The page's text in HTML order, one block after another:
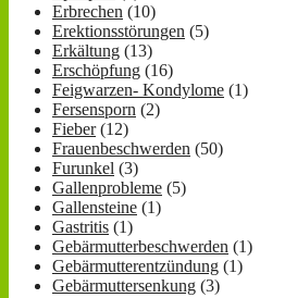
Erbrechen (10)
Erektionsstörungen (5)
Erkältung (13)
Erschöpfung (16)
Feigwarzen- Kondylome (1)
Fersensporn (2)
Fieber(12)
Frauenbeschwerden (50)
Furunkel (3)
Gallenprobleme (5)
Gallensteine (1)
Gastritis (1)
Gebärmutterbeschwerden (1)
Gebärmutterentzündung (1)
Gebärmuttersenkung (3)